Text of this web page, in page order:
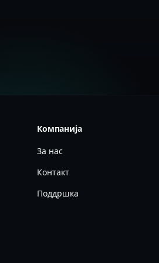
Компанија
За нас
Контакт
Поддршка